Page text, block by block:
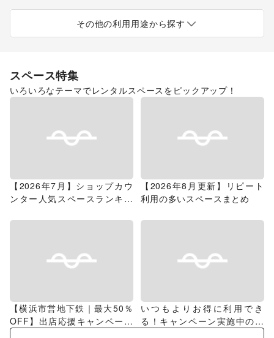
食品販売 販促イベント
その他の利用用途から探す
スペース特集
いろいろなテーマでレンタルスペースをピックアップ！
【2026年7月】ショップカウ
ンター人気スペースランキン
【2026年8月更新】リピート
利用の多いスペースまとめ
【横浜市営地下鉄｜最大50％
OFF】出店応援キャンペーン
特集
いつもよりお得に利用でき
る！キャンペーン実施中のス